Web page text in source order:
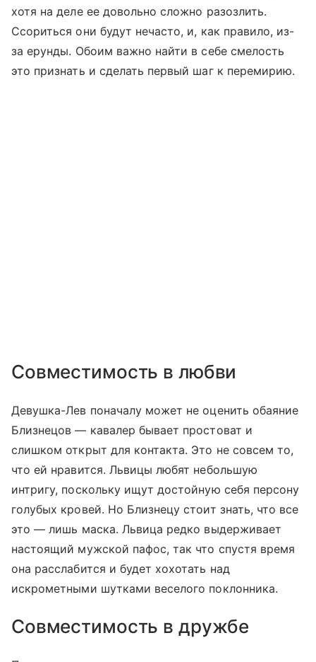
хотя на деле ее довольно сложно разозлить.
Ссориться они будут нечасто, и, как правило, из-
за ерунды. Обоим важно найти в себе смелость
это признать и сделать первый шаг к перемирию.
Совместимость в любви
Девушка-Лев поначалу может не оценить обаяние
Близнецов — кавалер бывает простоват и
слишком открыт для контакта. Это не совсем то,
что ей нравится. Львицы любят небольшую
интригу, поскольку ищут достойную себя персону
голубых кровей. Но Близнецу стоит знать, что все
это — лишь маска. Львица редко выдерживает
настоящий мужской пафос, так что спустя время
она расслабится и будет хохотать над
искрометными шутками веселого поклонника.
Совместимость в дружбе